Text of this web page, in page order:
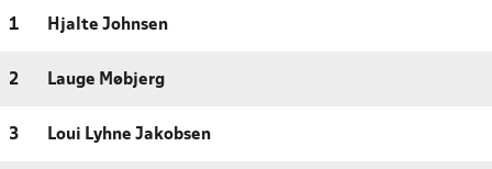
1 Hjalte Johnsen
2 Lauge Møbjerg
3 Loui Lyhne Jakobsen